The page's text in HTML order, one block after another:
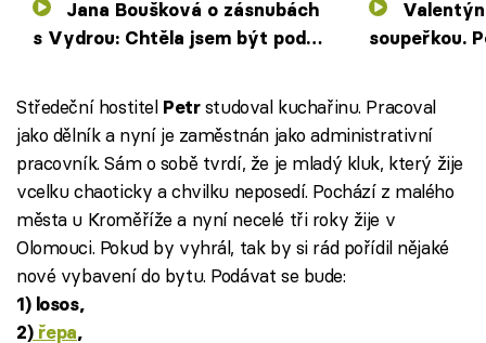
s Vydrou: Chtěla jsem být pod
soupeřkou.
Středeční hostitel Petrstudoval kuchařinu. Pracoval
jako dělník a nyní je zaměstnán jako administrativní
pracovník. Sám o sobě tvrdí, že je mladý kluk, který žije
vcelku chaoticky a chvilku neposedí. Pochází z malého
města u Kroměříže a nyní necelé tři roky žije v
Olomouci. Pokud by vyhrál, tak by si rád pořídil nějaké
nové vybavení do bytu. Podávat se bude:
1) losos,
2)řepa,